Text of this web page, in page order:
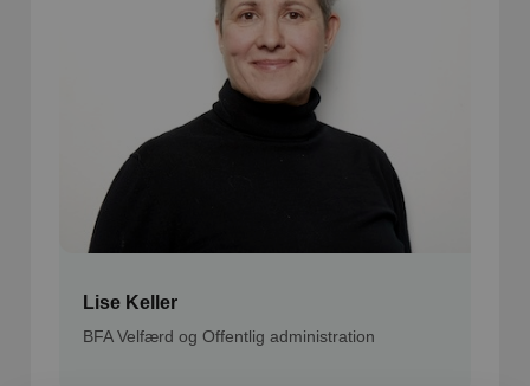
Lise Keller
BFA Velfærd og Offentlig administration